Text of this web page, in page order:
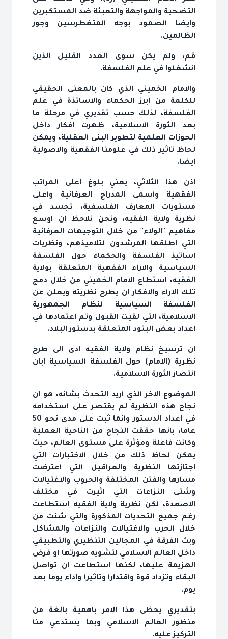
التضحية والمواجهة والتعبئة ضد المستكبرين
وايضا الصمود بوجه المتغطرسين وجور
الظالمين.
قم، ولم يكن سوى العدد القليل الذين
انشغلوا في علم الفلسفة.
والامام الخميني الذي كان بالمعنى الحقيقي
للكلمة من ابرز الحكماء والاساتذة في علم
الفلسفة، لذلك حسب تقديري في مرحلة ما
بعد الثورة الاسلامية، ظهرت افكار داخل
الحوزات العلمية لتطوير البنى العقلية، ويمكن
لحاظ تاثير ذلك في علومنا الفقهية والاصولية
ايضا.
اذن هذا الثلاثي، يعني بلوغ اعلى المراتب
الفقهية واسمى المدراج العرفانية واعلى
مستويات المعارف الفلسفية، تجسد في
نظرية ولاية الفقيه، ونحن نلاحظ ان اوسع
مفاهيم "الولاء" من خلال التوجيهات العرفانية
التي اطلقها المرشدون لتلاميذهم، ونظريات
اساتيذ الفلسفة والحكماء حول الفلسفة
السياسية والاراء الفقهية المتعلقة بولاية
الفقيه، استطاع الامام الخميني من خلال دمج
تلك الاراء والافكار ان يطرح نظريته ويعلن عن
الفلسفة السياسية لنظام الجمهورية
الاسلامية، التي لقيت القبول وتم اعتمادها في
اعداد بعض البنود المتعلقة بدستور البلاد.
ان ترسيخ نظام ولاية الفقيه ادى الى طرح
نظرية (الامام) حول الفلسفة السياسية ابان
انتصار الثورة الاسلامية.
الموضوع الاخر الذي اريد التحدث بشانه، هو ان
نجاح هذه النظرية لم يقتصر على استخدامه
في اعداد الدستور وانما ثبت على مدى نحو 50
عاما، بانها حققت النجاح من الناحية العملية
وكانت فاعلة ومؤثرة على مستوى العالم، حيث
يمكن لحاظ ذلك من خلال الاختبارات التي
اجتازتها النظرية والعراقيل التي اعترضت
مسارها والفتن المختلفة والحروب والاغتيالات
وشتى النزاعات التي اثيرت في مختلف
الاصعدة، لكن نظرية ولاية الفقيه استطاعت
رغم جميع التحديات المذكورة والتي شنت من
خلال الحرب والاغتيالات والنزاعات والمشاكل
وبث الفرقة في المجالين التنظيري والتطبيقي
داخل العالم الاسلامي لتشويه صورتها او فرض
الهزيمة عليها، لكنها استطاعت ان تواصل
البقاء وتزداد قوة واقتدارا وتاثيرا واداء يوما بعد
يوم.
بتقديري يحظى هذا الامر باهمية بالغة من
منظور العالم الاسلامي وبما يستدعي منا
التركيز عليه.